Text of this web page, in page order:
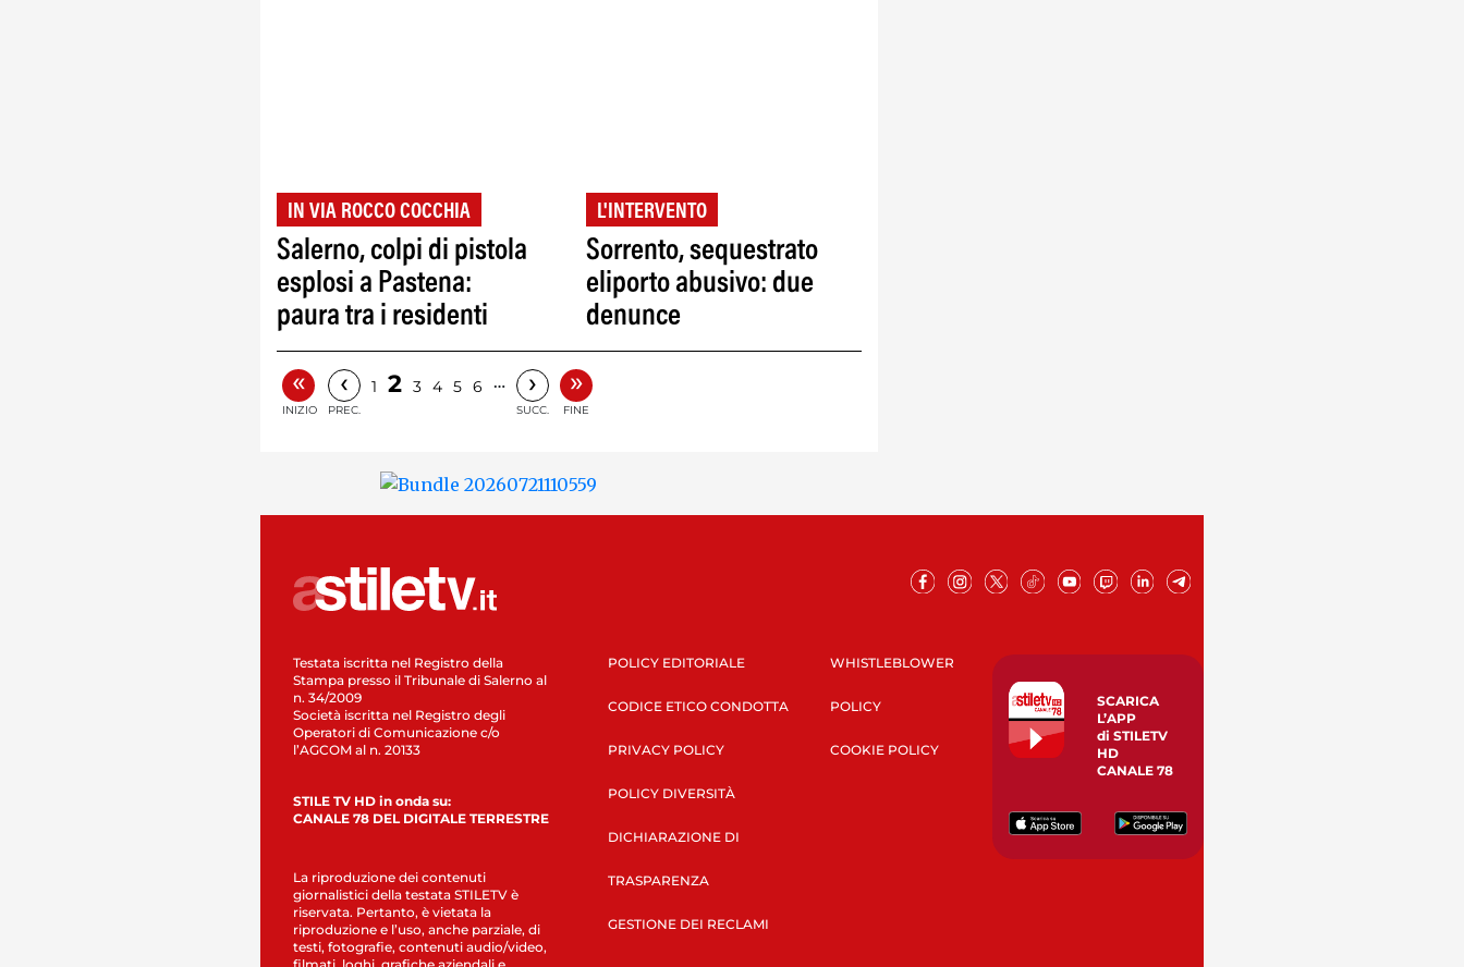
IN VIA ROCCO COCCHIA
Salerno, colpi di pistola
esplosi a Pastena:
paura tra i residenti
L'INTERVENTO
Sorrento, sequestrato
eliporto abusivo: due
denunce
«
INIZIO
‹
PREC.
1 2 3 4 5 6 … ›
SUCC.
»
FINE
Testata iscritta nel Registro della
Stampa presso il Tribunale di Salerno al
n. 34/2009
Società iscritta nel Registro degli
Operatori di Comunicazione c/o
l’AGCOM al n. 20133
STILE TV HD in onda su:
CANALE 78 DEL DIGITALE TERRESTRE
La riproduzione dei contenuti
giornalistici della testata STILETV è
riservata. Pertanto, è vietata la
riproduzione e l’uso, anche parziale, di
testi, fotografie, contenuti audio/video,
POLICY EDITORIALE
CODICE ETICO CONDOTTA
PRIVACY POLICY
POLICY DIVERSITÀ
DICHIARAZIONE DI
TRASPARENZA
GESTIONE DEI RECLAMI
WHISTLEBLOWER
POLICY
COOKIE POLICY
SCARICA
L’APP
di STILETV
HD
CANALE 78